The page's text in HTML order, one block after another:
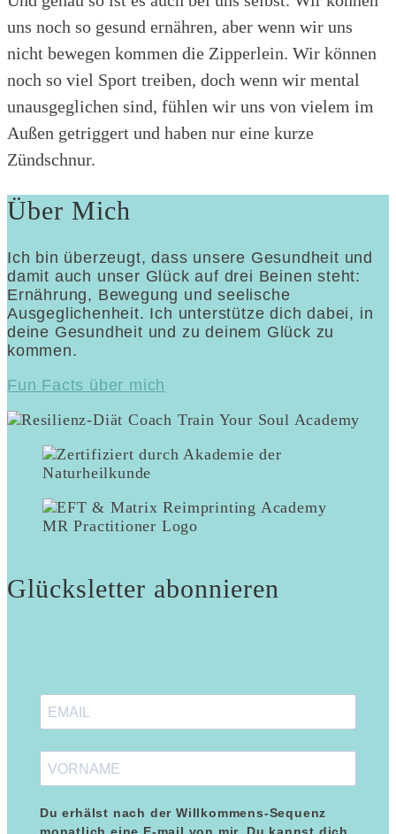
uns noch so gesund ernähren, aber wenn wir uns
nicht bewegen kommen die Zipperlein. Wir können
noch so viel Sport treiben, doch wenn wir mental
unausgeglichen sind, fühlen wir uns von vielem im
Außen getriggert und haben nur eine kurze
Zündschnur.
Über Mich
Ich bin überzeugt, dass unsere Gesundheit und
damit auch unser Glück auf drei Beinen steht:
Ernährung, Bewegung und seelische
Ausgeglichenheit. Ich unterstütze dich dabei, in
deine Gesundheit und zu deinem Glück zu
kommen.
Fun Facts über mich
Glücksletter abonnieren
Du erhälst nach der Willkommens-Sequenz